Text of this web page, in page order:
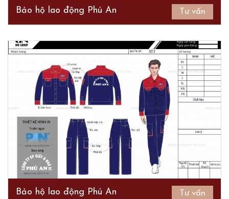
Bảo hộ lao động Phú An Tư vấn
Bảo hộ lao động Phú An Tư vấn